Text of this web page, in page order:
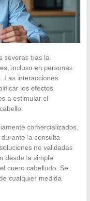
severas tras la
incluso en personas
Las interacciones
los efectos
a estimular el
comercializados,
la consulta
no validadas
desde la simple
cuero cabelludo. Se
cualquier medida